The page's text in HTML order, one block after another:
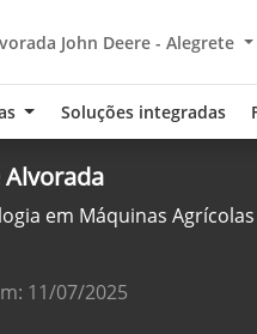
John Deere - Alegrete
Soluções integradas
Alvorada
em Máquinas
11/07/2025